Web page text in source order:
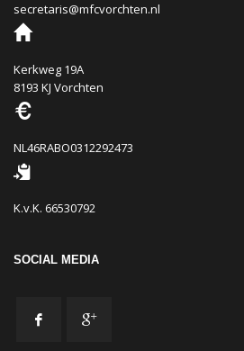
secretaris@mfcvorchten.nl
Kerkweg 19A
8193 KJ Vorchten
NL46RABO0312292473
K.v.K. 66530792
SOCIAL MEDIA